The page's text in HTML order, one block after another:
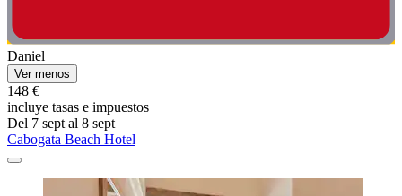
Daniel
Ver menos
148 €
incluye tasas e impuestos
Del 7 sept al 8 sept
Cabogata Beach Hotel